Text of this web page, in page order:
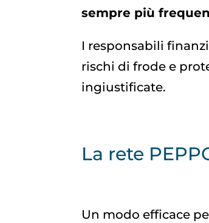
sempre più
I responsabili
rischi di frode e
ingiustificate.
La rete
Un modo efficace